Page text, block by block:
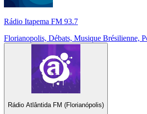
Rádio Itapema FM 93.7
Florianopolis, Débats, Musique Brésilienne,
Rádio Atlântida FM (Florianópolis)